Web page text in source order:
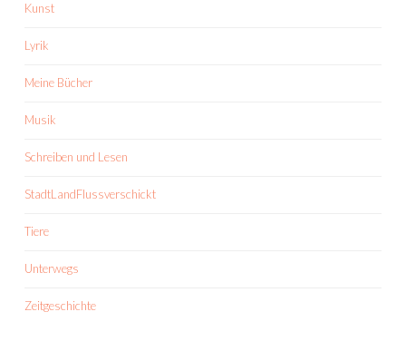
Kunst
Lyrik
Meine Bücher
Musik
Schreiben und Lesen
StadtLandFlussverschickt
Tiere
Unterwegs
Zeitgeschichte